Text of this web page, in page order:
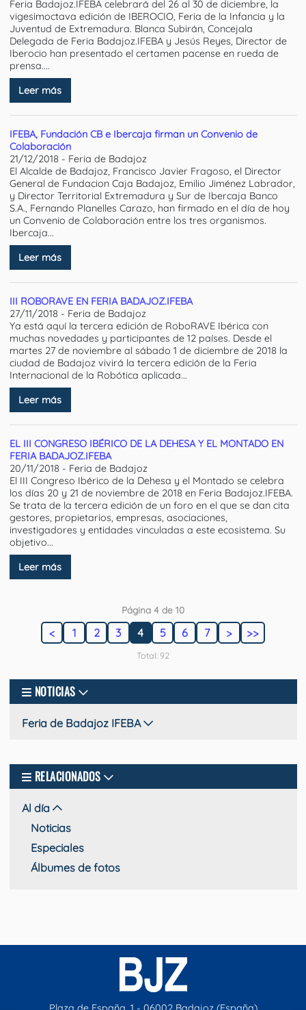
Feria Badajoz.IFEBA celebrará del 26 al 30 de diciembre, la
vigesimoctava edición de IBEROCIO, Feria de la Infancia y la
Juventud de Extremadura. Blanca Subirán, Concejala
Delegada de Feria Badajoz.IFEBA y Jesús Reyes, Director de
Iberocio han presentado el certamen pacense en rueda de
prensa....
Leer más
IFEBA, Fundación CB e Ibercaja firman un Convenio de
Colaboración
21/12/2018 - Feria de Badajoz
El Alcalde de Badajoz, Francisco Javier Fragoso, el Director
General de Fundacion Caja Badajoz, Emilio Jiménez Labrador,
y Director Territorial Extremadura y Sur de Ibercaja Banco
S.A., Fernando Planelles Carazo, han firmado en el día de hoy
un Convenio de Colaboración entre los tres organismos.
Ibercaja...
Leer más
III ROBORAVE EN FERIA BADAJOZ.IFEBA
27/11/2018 - Feria de Badajoz
Ya está aquí la tercera edición de RoboRAVE Ibérica con
muchas novedades y participantes de 12 países. Desde el
martes 27 de noviembre al sábado 1 de diciembre de 2018 la
ciudad de Badajoz vivirá la tercera edición de la Feria
Internacional de la Robótica aplicada...
Leer más
EL III CONGRESO IBÉRICO DE LA DEHESA Y EL MONTADO EN
FERIA BADAJOZ.IFEBA
20/11/2018 - Feria de Badajoz
El III Congreso Ibérico de la Dehesa y el Montado se celebra
los días 20 y 21 de noviembre de 2018 en Feria Badajoz.IFEBA.
Se trata de la tercera edición de un foro en el que se dan cita
gestores, propietarios, empresas, asociaciones,
investigadores y entidades vinculadas a este ecosistema. Su
objetivo...
Leer más
Página 4 de 10
< 1 2 3 4 5 6 7 > >>
Total: 92
NOTICIAS
Feria de Badajoz IFEBA
RELACIONADOS
Al día
Noticias
Especiales
Álbumes de fotos